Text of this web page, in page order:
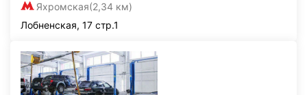
Яхромская(2,34 км)
Лобненская, 17 стр.1